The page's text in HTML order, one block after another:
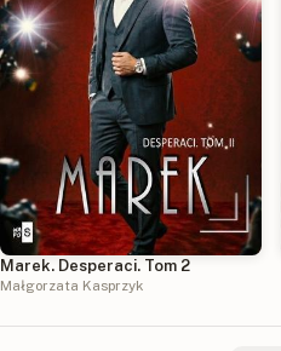
Marek. Desperaci. Tom 2
Małgorzata Kasprzyk